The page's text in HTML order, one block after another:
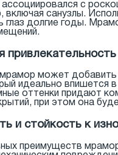
с
включая санузлы.
глаз долгие годы.
мрамор может
идеально впишется
оттенки придают
при этом она
и стойкость к
преимуществ